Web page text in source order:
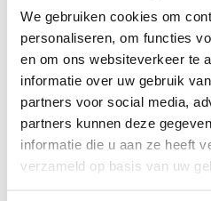
We gebruiken cookies om
personaliseren, om functies
en om ons websiteverkeer te
informatie over uw gebruik
partners voor social media,
partners kunnen deze
informatie die u aan ze heeft
verzameld op basis van uw
Uv-licht bestendig
Scheurt en kreukt niet
Printbaar tot 5 meter
Meer weten?
contact met
Wil u ook Airtex naadloos